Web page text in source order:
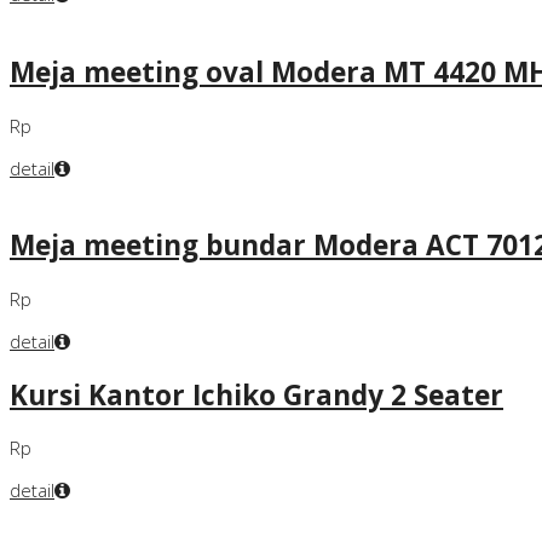
Meja meeting oval Modera MT 4420
Rp
detail
Meja meeting bundar Modera ACT
Rp
detail
Kursi Kantor Ichiko Grandy 2 Seater
Rp
detail